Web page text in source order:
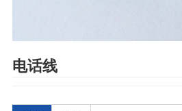
电话线